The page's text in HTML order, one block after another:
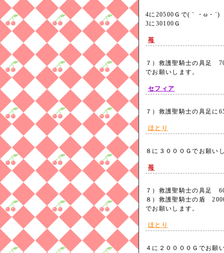
4に20500Ｇで(｀・ω・
3に30100Ｇ
苺
７）救護聖騎士の具足
でお願いします。
セフィア
７）救護聖騎士の具足
ほとり
８に３０００Ｇでお願
苺
７）救護聖騎士の具足
８）救護聖騎士の盾
でお願いします。
ほとり
４に２００００Ｇでお